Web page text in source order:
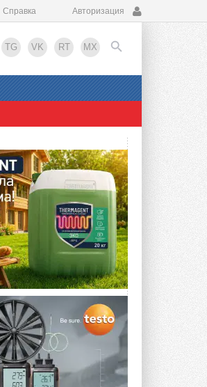
Справка Авторизация
TG VK RT MX
EN